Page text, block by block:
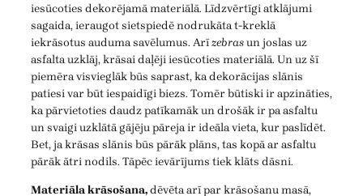
iesūcoties dekorējamā materiālā. Līdzvērtīgi atklājumi
sagaida, ieraugot sietspiedē nodrukāta t-kreklā
iekrāsotus auduma savēlumus. Arīzebrasun joslas uz
asfalta uzklāj, krāsai daļēji iesūcoties materiālā. Un uz šī
piemēra visvieglāk būs saprast, ka dekorācijas slānis
patiesi var būt iespaidīgi biezs. Tomēr būtiski ir apzināties,
ka pārvietoties daudz patīkamāk un drošāk ir pa asfaltu
un svaigi uzklātā gājēju pāreja ir ideāla vieta, kur paslīdēt.
Bet, ja krāsas slānis būs pārāk plāns, tas kopā ar asfaltu
pārāk ātri nodils. Tāpēc ievārījums tiek klāts dāsni.
Materiāla krāsošana,dēvēta arī par krāsošanu masā,